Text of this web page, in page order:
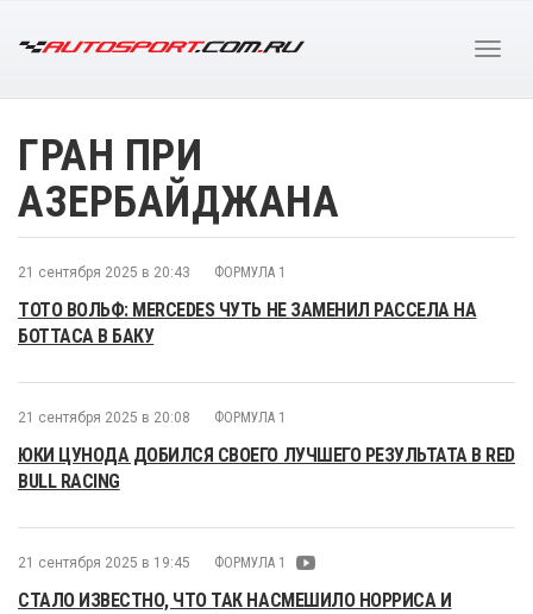
ГРАН ПРИ
АЗЕРБАЙДЖАНА
21 сентября 2025 в 20:43 ФОРМУЛА 1
ТОТО ВОЛЬФ: MERCEDES ЧУТЬ НЕ ЗАМЕНИЛ РАССЕЛА НА
БОТТАСА В БАКУ
21 сентября 2025 в 20:08 ФОРМУЛА 1
ЮКИ ЦУНОДА ДОБИЛСЯ СВОЕГО ЛУЧШЕГО РЕЗУЛЬТАТА В RED
BULL RACING
21 сентября 2025 в 19:45 ФОРМУЛА 1
СТАЛО ИЗВЕСТНО, ЧТО ТАК НАСМЕШИЛО НОРРИСА И